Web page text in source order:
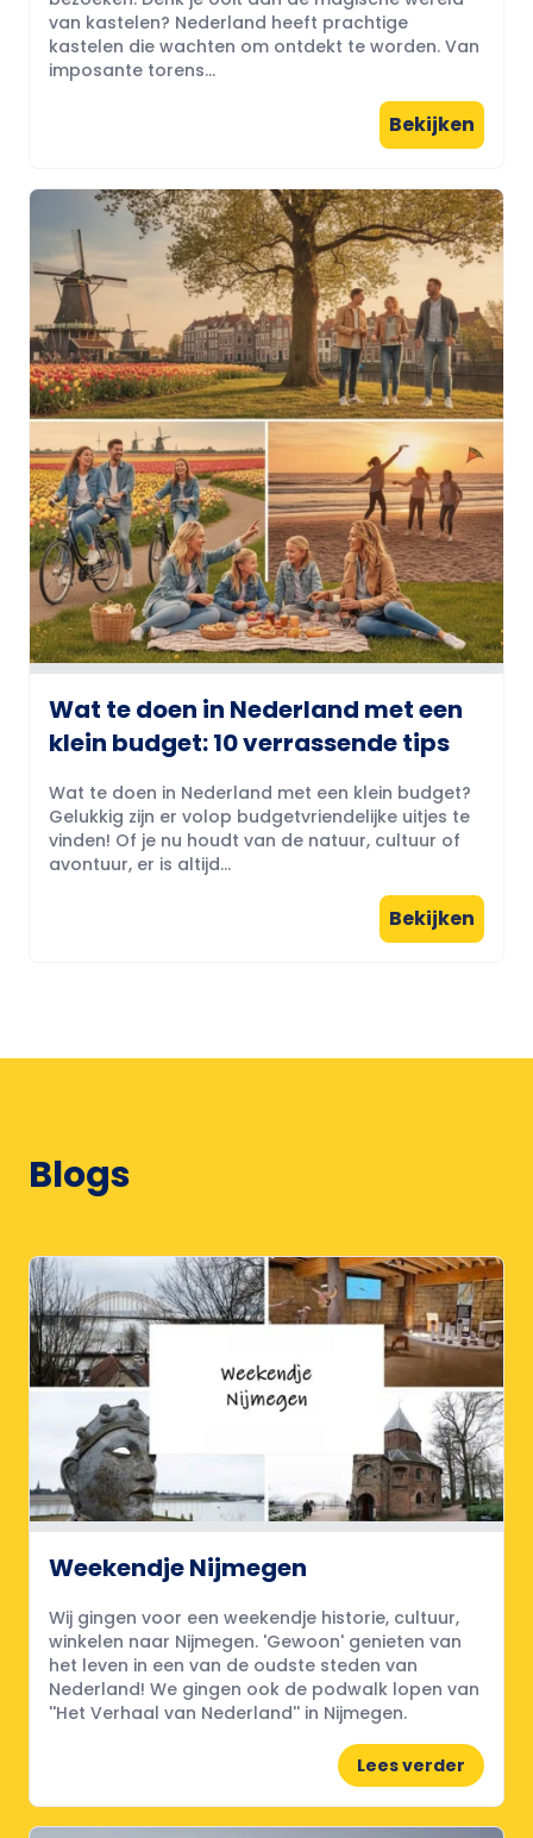
van kastelen? Nederland heeft prachtige
kastelen die wachten om ontdekt te worden. Van
imposante torens...
Bekijken
Wat te doen in Nederland met een
klein budget: 10 verrassende tips
Wat te doen in Nederland met een klein budget?
Gelukkig zijn er volop budgetvriendelijke uitjes te
vinden! Of je nu houdt van de natuur, cultuur of
avontuur, er is altijd...
Bekijken
Blogs
Weekendje Nijmegen
Wij gingen voor een weekendje historie, cultuur,
winkelen naar Nijmegen. 'Gewoon' genieten van
het leven in een van de oudste steden van
Nederland! We gingen ook de podwalk lopen van
''Het Verhaal van Nederland'' in Nijmegen.
Lees verder